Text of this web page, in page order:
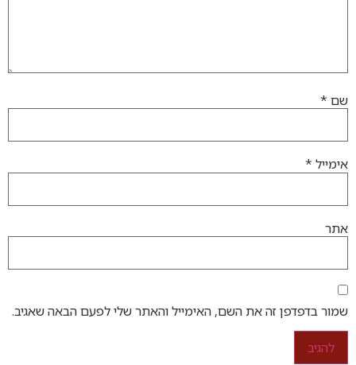
שם *
אימייל *
אתר
שמור בדפדפן זה את השם, האימייל והאתר שלי לפעם הבאה שאגיב.